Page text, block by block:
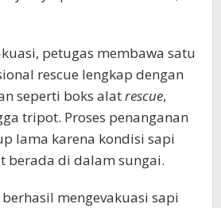
petugas membawa satu
rescue lengkap dengan
seperti boks alatrescue,
tripot. Proses penanganan
lama karena kondisi sapi
berada di dalam sungai.
mengevakuasi sapi